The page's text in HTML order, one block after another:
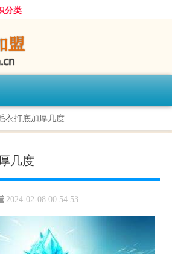
分类
衣打底加厚几度
几度
2024-02-08 00:54:53